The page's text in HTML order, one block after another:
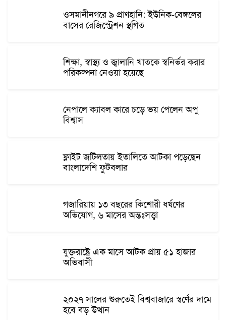
ওসমানীনগরে ৯ প্রাণহানি: ইউনিক-বেঙ্গলের
বাসের রেজিস্ট্রেশন স্থগিত
শিক্ষা, স্বাস্থ্য ও জ্বালানি খাতকে স্বনির্ভর করার
পরিকল্পনা নেওয়া হয়েছে
নেপালে ক্যাবল কারে চড়ে ভয় পেলেন অপু
বিশ্বাস
ফ্লাইট জটিলতায় ইতালিতে আটকা পড়েছেন
বাংলাদেশি ফুটবলার
গজারিয়ায় ১৩ বছরের কিশোরী ধর্ষণের
অভিযোগ, ৬ মাসের অন্তঃসত্ত্বা
যুক্তরাষ্ট্রে এক মাসে আটক প্রায় ৫১ হাজার
অভিবাসী
২০২৭ সালের শুরুতেই বিশ্ববাজারে স্বর্ণের দামে
হবে বড় উত্থান